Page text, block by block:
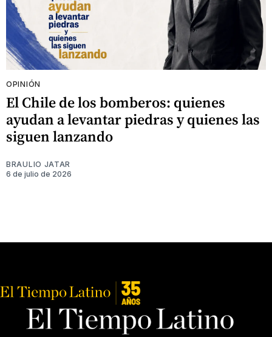
OPINIÓN
El Chile de los bomberos: quienes
ayudan a levantar piedras y quienes las
siguen lanzando
BRAULIO JATAR
6 de julio de 2026